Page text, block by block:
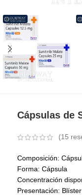
Cápsulas de
(15
Composición:
Forma: Cápsula
Concentración
Presentación: